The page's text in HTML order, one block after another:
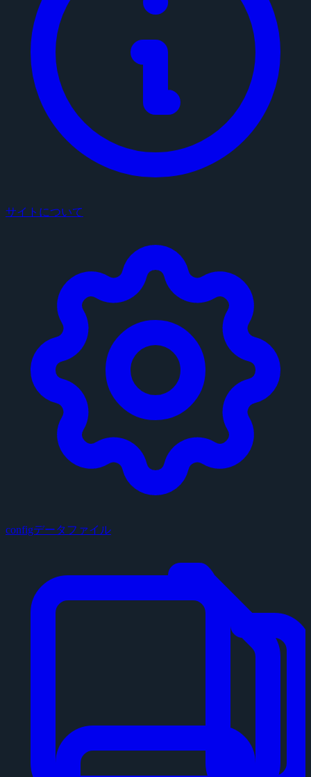
サイトについて
configデータファイル